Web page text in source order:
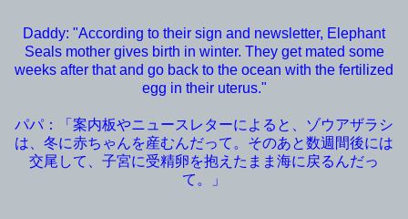
Daddy: "According to their sign and newsletter, Elephant
Seals mother gives birth in winter. They get mated some
weeks after that and go back to the ocean with the fertilized
egg in their uterus."
パパ：「案内板やニュースレターによると、ゾウアザラシ
は、冬に赤ちゃんを産むんだって。そのあと数週間後には
交尾して、子宮に受精卵を抱えたまま海に戻るんだっ
て。」